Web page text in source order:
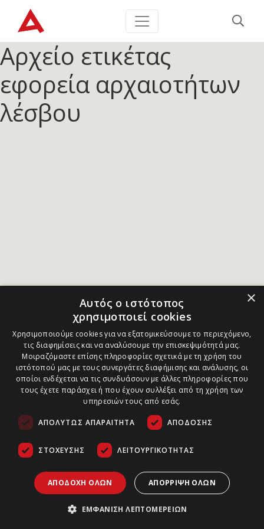
Αρχείο ετικέτας
εφορεία αρχαιοτήτων
λέσβου
×
Αυτός ο ιστότοπος
χρησιμοποιεί cookies
Χρησιμοποιούμε cookies για να εξατομικεύσουμε το περιεχόμενο,
τις διαφημίσεις και να αναλύσουμε την επισκεψιμότητά μας.
Μοιραζόμαστε επίσης πληροφορίες σχετικά με τη χρήση του
ιστότοπού μας με τους συνεργάτες διαφήμισης και ανάλυσης, οι
οποίοι ενδέχεται να τις συνδυάσουν με άλλες πληροφορίες που
τους έχετε παράσχει ή που έχουν συλλέξει από τη χρήση των
υπηρεσιών τους από εσάς.
ΑΠΟΛΎΤΩΣ ΑΠΑΡΑΊΤΗΤΑ ΑΠΌΔΟΣΗΣ
ΣΤΌΧΕΥΣΗΣ ΛΕΙΤΟΥΡΓΙΚΌΤΗΤΑΣ
ΑΠΟΔΟΧΉ ΌΛΩΝ ΑΠΌΡΡΙΨΗ ΌΛΩΝ
ΕΜΦΆΝΙΣΗ ΛΕΠΤΟΜΕΡΕΙΏΝ